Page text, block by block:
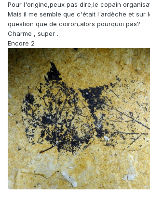
Pour l'origine,peux pas dire,le copain
Mais il me semble que c'était l'ardèche et sur
question que de coiron,alors pourquoi pas?
Charme , super .
Encore 2